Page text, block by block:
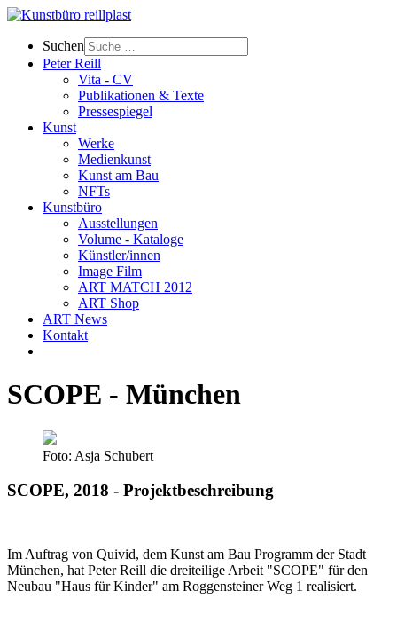
Suchen
Peter Reill
Vita - CV
Publikationen & Texte
Pressespiegel
Kunst
Werke
Medienkunst
Kunst am Bau
NFTs
Kunstbüro
Ausstellungen
Volume - Kataloge
Künstler/innen
Image Film
ART MATCH 2012
ART Shop
ART News
Kontakt
SCOPE - München
Foto: Asja Schubert
SCOPE, 2018 - Projektbeschreibung
Im Auftrag von Quivid, dem Kunst am Bau Programm der Stadt
München, hat Peter Reill die dreiteilige Arbeit "SCOPE" für den
Neubau "Haus für Kinder" am Roggensteiner Weg 1 realisiert.